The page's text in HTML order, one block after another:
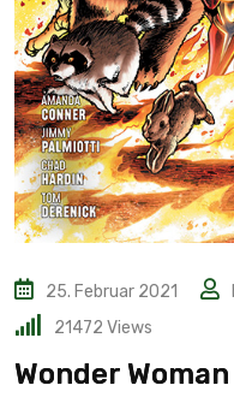
25. Februar 2021
21472 Views
Wonder